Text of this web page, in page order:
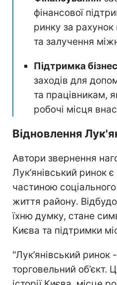
фінансової
ринку за
та залучення
Підтримка
заходів для
та працівникам,
робочі місця
Відновлення
Автори звернення
Лук’янівський ринок
частиною
життя району.
їхню думку, стане
Києва та підтримки
"Лук’янівський
торговельний об’єкт.